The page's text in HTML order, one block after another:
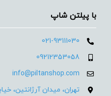
با پیلتن شاپ
021-93111030
09212353058
info@piltanshop.com
تهران، میدان آرژانتین، خیابان